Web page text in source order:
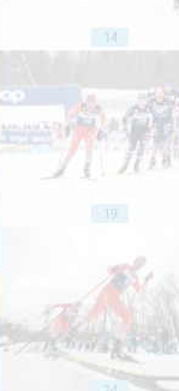
14
19